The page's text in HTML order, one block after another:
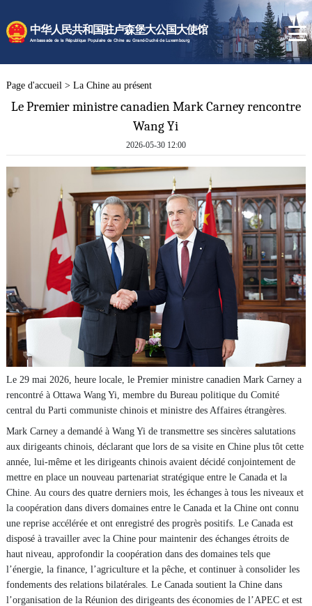
中华人民共和国驻卢森堡大公国大使馆
Ambassade de la République Populaire de Chine au Grand-Duché de Luxembourg
La Chine au présent
Page d'accueil > La Chine au présent
Le Premier ministre canadien Mark Carney rencontre
Wang Yi
2026-05-30 12:00
Le 29 mai 2026, heure locale, le Premier ministre canadien Mark Carney a
rencontré à Ottawa Wang Yi, membre du Bureau politique du Comité
central du Parti communiste chinois et ministre des Affaires étrangères.
Mark Carney a demandé à Wang Yi de transmettre ses sincères salutations
aux dirigeants chinois, déclarant que lors de sa visite en Chine plus tôt cette
année, lui-même et les dirigeants chinois avaient décidé conjointement de
mettre en place un nouveau partenariat stratégique entre le Canada et la
Chine. Au cours des quatre derniers mois, les échanges à tous les niveaux et
la coopération dans divers domaines entre le Canada et la Chine ont connu
une reprise accélérée et ont enregistré des progrès positifs. Le Canada est
disposé à travailler avec la Chine pour maintenir des échanges étroits de
haut niveau, approfondir la coopération dans des domaines tels que
l’énergie, la finance, l’agriculture et la pêche, et continuer à consolider les
fondements des relations bilatérales. Le Canada soutient la Chine dans
l’organisation de la Réunion des dirigeants des économies de l’APEC et est